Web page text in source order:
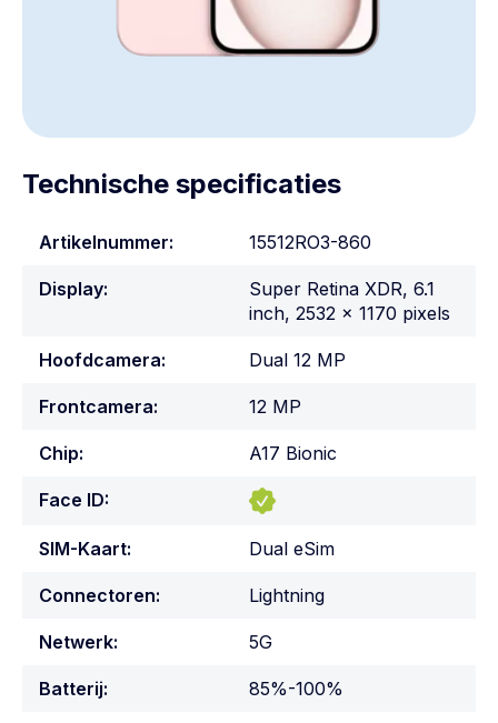
Technische specificaties
Artikelnummer: 15512RO3-860
Display:
Super Retina XDR, 6.1
inch, 2532 x 1170 pixels
Hoofdcamera: Dual 12 MP
Frontcamera: 12 MP
Chip: A17 Bionic
Face ID:
SIM-Kaart: Dual eSim
Connectoren: Lightning
Netwerk: 5G
Batterij: 85%-100%